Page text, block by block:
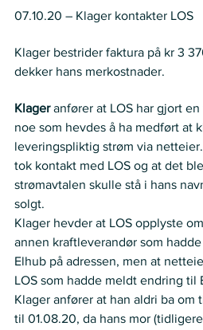
07.10.20 – Klager kontakter LOS
Klager bestrider faktura på kr 3
dekker hans merkostnader.
Klager anfører at LOS har gjort
noe som hevdes å ha medført at
leveringspliktig strøm via
tok kontakt med LOS og at det
strømavtalen skulle stå i hans
solgt.
Klager hevder at LOS opplyste
annen kraftleverandør som
Elhub på adressen, men at
LOS som hadde meldt endring til
Klager anfører at han aldri ba om
til 01.08.20, da hans mor